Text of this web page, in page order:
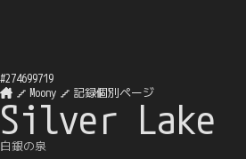
#274699719
Moony
記録個別ページ
Silver Lake
白銀の泉